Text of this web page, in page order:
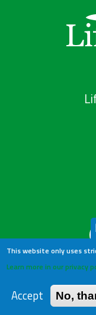
This website only uses
Learn more in our privacy
Accept No,